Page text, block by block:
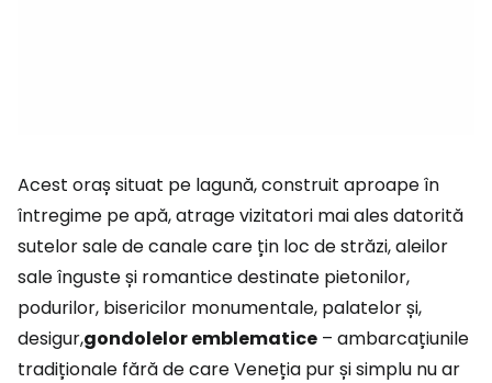
Acest oraș situat pe lagună, construit aproape în
întregime pe apă, atrage vizitatori mai ales datorită
sutelor sale de canale care țin loc de străzi, aleilor
sale înguste și romantice destinate pietonilor,
podurilor, bisericilor monumentale, palatelor și,
desigur,gondolelor emblematice – ambarcațiunile
tradiționale fără de care Veneția pur și simplu nu ar